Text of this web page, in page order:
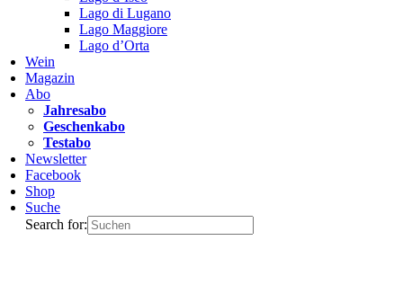
Lago di Lugano
Lago Maggiore
Lago d’Orta
Wein
Magazin
Abo
Jahresabo
Geschenkabo
Testabo
Newsletter
Facebook
Shop
Suche
Search for: